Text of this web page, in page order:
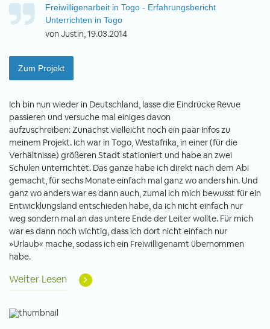
Freiwilligenarbeit in Togo - Erfahrungsbericht
Unterrichten in Togo
von Justin, 19.03.2014
Zum Projekt
Ich bin nun wieder in Deutschland, lasse die Eindrücke Revue
passieren und versuche mal einiges davon
aufzuschreiben: Zunächst vielleicht noch ein paar Infos zu
meinem Projekt. Ich war in Togo, Westafrika, in einer (für die
Verhältnisse) größeren Stadt stationiert und habe an zwei
Schulen unterrichtet. Das ganze habe ich direkt nach dem Abi
gemacht, für sechs Monate einfach mal ganz wo anders hin. Und
ganz wo anders war es dann auch, zumal ich mich bewusst für ein
Entwicklungsland entschieden habe, da ich nicht einfach nur
weg sondern mal an das untere Ende der Leiter wollte. Für mich
war es dann noch wichtig, dass ich dort nicht einfach nur
»Urlaub« mache, sodass ich ein Freiwilligenamt übernommen
habe.
Weiter Lesen